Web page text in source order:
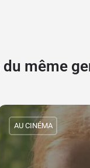
même
AU CINÉMA